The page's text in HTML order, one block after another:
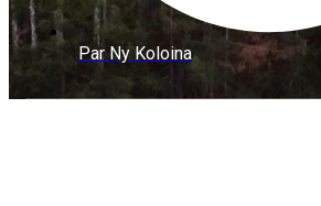
Par Ny Koloina